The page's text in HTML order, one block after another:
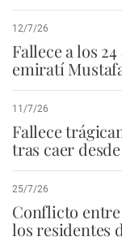
12/7/26
Fallece a los
emiratí
11/7/26
Fallece
tras caer
25/7/26
Conflicto
los residentes